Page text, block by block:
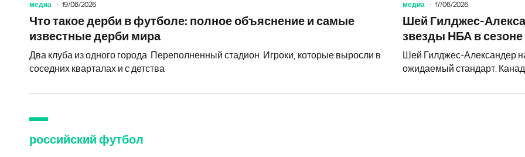
медиа 19/06/2026
Что такое дерби в футболе: полное объяснение и самые
известные дерби мира
Два клуба из одного города. Переполненный стадион. Игроки, которые выросли в
соседних кварталах и с детства
медиа 17/06/2026
Шей Гилджес-
звезды НБА в
Шей Гилджес-Александер
ожидаемый стандарт.
российский футбол